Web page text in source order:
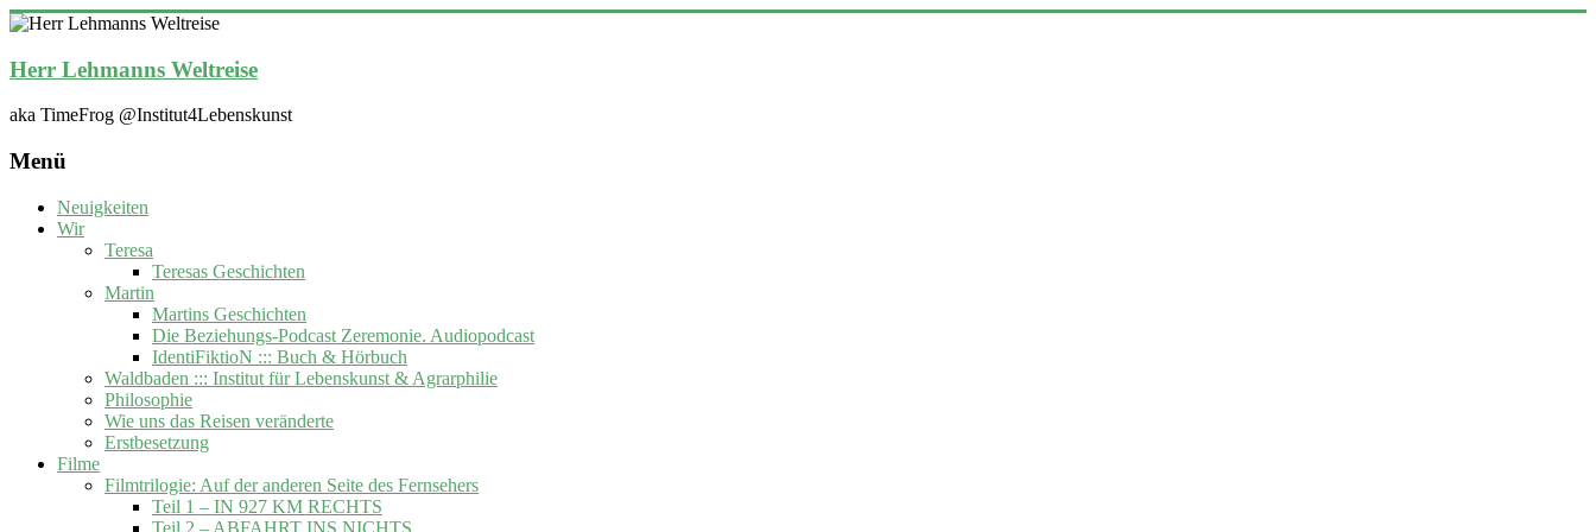
Zum
springen
Herr Lehmanns Weltreise
aka TimeFrog @Institut4Lebenskunst
Menü
Neuigkeiten
Wir
Teresa
Teresas Geschichten
Martin
Martins Geschichten
Die Beziehungs-Podcast Zeremonie. Audiopodcast
IdentiFiktioN ::: Buch & Hörbuch
Waldbaden ::: Institut für Lebenskunst & Agrarphilie
Philosophie
Wie uns das Reisen veränderte
Erstbesetzung
Filme
Filmtrilogie: Auf der anderen Seite des Fernsehers
Teil 1 – IN 927 KM RECHTS
Teil 2 – ABFAHRT INS NICHTS